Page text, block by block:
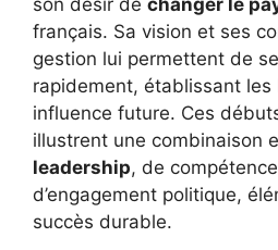
son désir de changer le
français. Sa vision et ses
gestion lui permettent de
rapidement, établissant les
influence future. Ces
illustrent une combinaison
leadership, de
d’engagement politique,
succès durable.